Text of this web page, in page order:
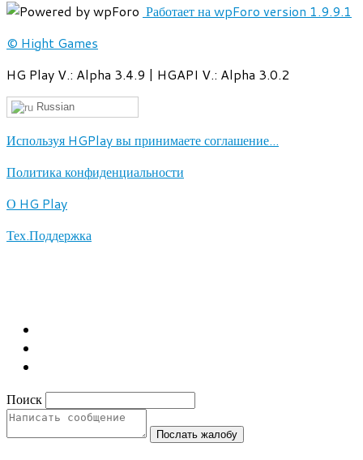
Работает на wpForo version 1.9.9.1
© Hight Games
HG Play V.: Alpha 3.4.9 | HGAPI V.: Alpha 3.0.2
Russian
Используя HGPlay вы принимаете соглашение...
Политика конфиденциальности
О HG Play
Тех.Поддержка
Поиск